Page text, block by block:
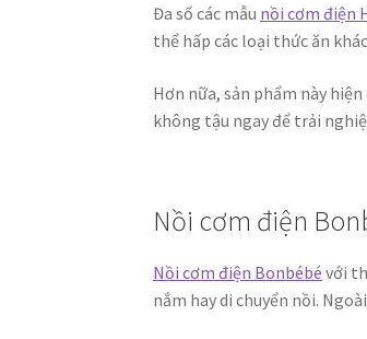
Đa số các mẫu nồi cơm điện
thể hấp các loại thức ăn
Hơn nữa, sản phẩm này
không tậu ngay để trải
Nồi cơm điện
Nồi cơm điện Bonbébé với
nắm hay di chuyển nồi.